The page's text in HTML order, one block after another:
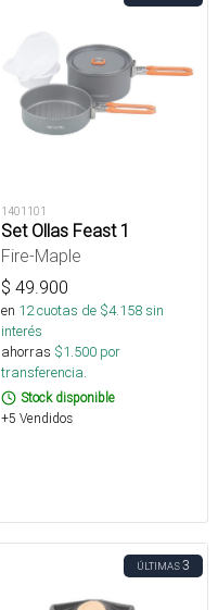
1401101
Set Ollas Feast 1
Fire-Maple
$ 49.900
en 12cuotas de $4.158sin
interés
ahorras $1.500 por
transferencia.
Stock disponible
+5 Vendidos
ÚLTIMAS3